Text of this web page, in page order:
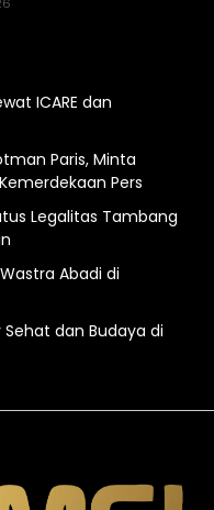
ICARE dan
Paris, Minta
Pers
Legalitas Tambang
Abadi di
Sehat dan Budaya di